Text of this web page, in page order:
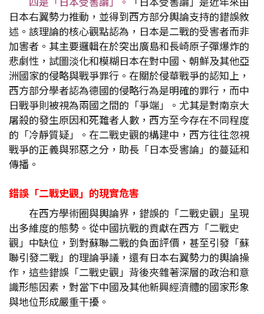
日本右翼勢力推動，並得到西方部分輿論支持的錯誤敘
述。該理論的核心觀點認為，日本是二戰的受害者而非
加害者。其主要邏輯在於突出廣島和長崎原子彈爆炸的
悲劇性，試圖淡化和模糊日本在對中國、朝鮮及其他亞
洲國家的侵略與戰爭罪行。在關於侵華戰爭的認知上，
西方部分學者認為德國的侵略行為是明確的罪行，而中
日戰爭則被視為兩國之間的「爭端」。尤其是對南京大
屠殺的發生原因和死難者人數，西方至今存在不同程度
的「冷靜質疑」。在二戰史觀的構建中，西方往往忽視
戰爭的正義與邪惡之分，助長「日本受害論」的蔓延和
傳播。
錯誤「二戰史觀」的現實危害
在西方學術圈與輿論界，錯誤的「二戰史觀」呈現
出多維度的態勢。從中國抗戰的貢獻在西方「二戰史
觀」中缺位，到對蘇聯二戰的負面評價，甚至引發「蘇
聯引發二戰」的理論爭議，還有日本右翼勢力的輿論操
作，這些錯誤「二戰史觀」背後夾雜著深層的政治和意
識形態因素，對當下中國及其他新興經濟體的國家形象
與地位形成嚴重干擾。